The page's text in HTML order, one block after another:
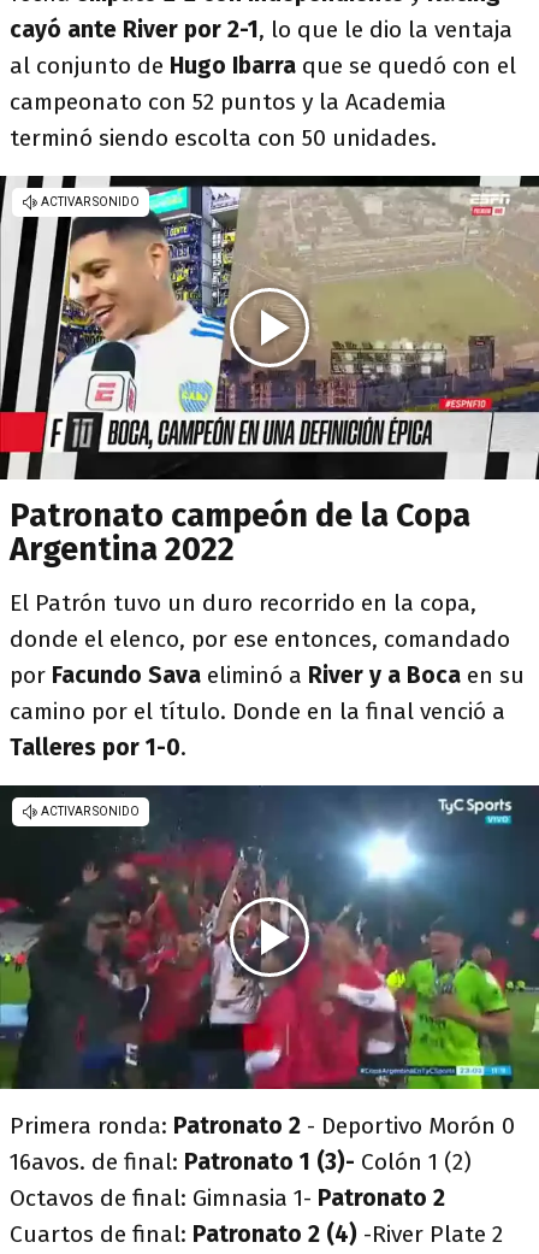
cayó ante River por 2-1, lo que le dio la ventaja
al conjunto de Hugo Ibarra que se quedó con el
campeonato con 52 puntos y la Academia
terminó siendo escolta con 50 unidades.
Patronato campeón de la Copa
Argentina 2022
El Patrón tuvo un duro recorrido en la copa,
donde el elenco, por ese entonces, comandado
por Facundo Sava eliminó a River y a Boca en su
camino por el título. Donde en la final venció a
Talleres por 1-0.
Primera ronda: Patronato 2 - Deportivo Morón 0
16avos. de final: Patronato 1 (3)- Colón 1 (2)
Octavos de final: Gimnasia 1- Patronato 2
Cuartos de final: Patronato 2 (4) -River Plate 2